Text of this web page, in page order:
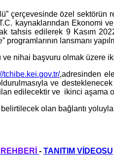
çerçevesinde özel sektörün
Ekonomi ve
tahsis edilerek 9 Kasım
lansmanı
ve nihai başvuru olmak üzere
tchibe.kei.gov.tr/,adresinden
ve
edilecektir ve ikinci aşama
olan bağlantı yoluyla
- TANITIM VİDEOSU